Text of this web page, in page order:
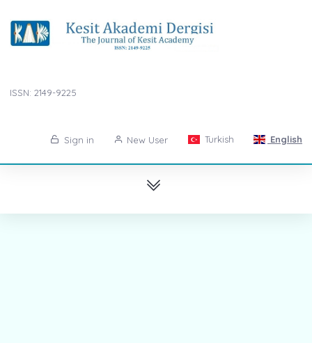
ISSN: 2149-9225
Sign in New User Turkish English